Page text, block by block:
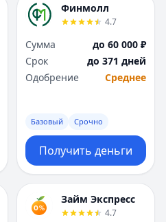
Финмолл
4.7
Сумма
до 60 000 ₽
Срок
до 371 дней
Одобрение
Среднее
Базовый Срочно
Получить деньги
Займ Экспресс
4.7